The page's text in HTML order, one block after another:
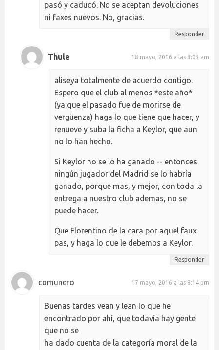
pasó y caducó. No se aceptan devoluciones
ni faxes nuevos. No, gracias.
Responder
Thule 18 mayo, 2016 a las 8:03 am
aliseya totalmente de acuerdo contigo.
Espero que el club al menos *este año*
(ya que el pasado fue de morirse de
vergüenza) haga lo que tiene que hacer, y
renueve y suba la ficha a Keylor, que aun
no lo han hecho.
Si Keylor no se lo ha ganado -- entonces
ningún jugador del Madrid se lo habría
ganado, porque mas, y mejor, con toda la
entrega a nuestro club ademas, no se
puede hacer.
Que Florentino de la cara por aquel faux
pas, y haga lo que le debemos a Keylor.
Responder
comunero 17 mayo, 2016 a las 8:14 pm
Buenas tardes vean y lean lo que he
encontrado por ahí, que todavía hay gente
que no se
ha dado cuenta de la categoría moral de la